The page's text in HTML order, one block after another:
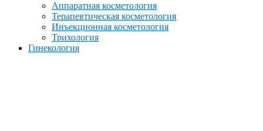
Аппаратная косметология
Терапевтическая косметология
Инъекционная косметология
Трихология
Гинекология